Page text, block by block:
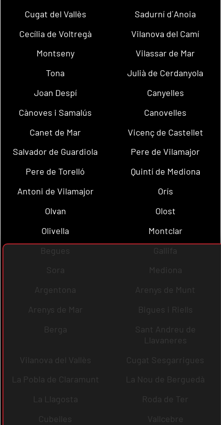
Cugat del Vallès
Sadurní d´Anoia
Cecília de Voltregà
Vilanova del Camí
Montseny
Vilassar de Mar
Tona
Julià de Cerdanyola
Joan Despí
Canyelles
Cànoves i Samalús
Canovelles
Canet de Mar
Vicenç de Castellet
Salvador de Guardiola
Pere de Vilamajor
Pere de Torelló
Quintí de Mediona
Antoni de Vilamajor
Orís
Olvan
Olost
Olivella
Montclar
Begues
Gallifa
Sora
Mediona
Argentona
Arenys de Munt
Arenys de Mar
Bigues i Riells
Berga
Sant Andreu de
Llavaneres
Vilanova del Vallès
Cugat Sesgarrigues
La Pobla de Claramunt
La Nou de Berguedà
La Llagosta
Roda de Ter
Cubelles
Vallcebre